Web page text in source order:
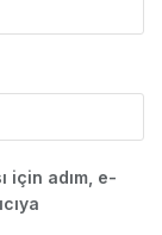
için adım, e-